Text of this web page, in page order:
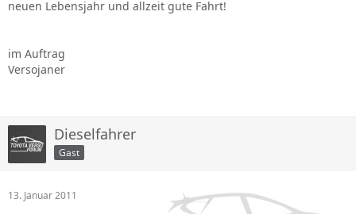
neuen Lebensjahr und allzeit gute Fahrt!
im Auftrag
Versojaner
Dieselfahrer
Gast
13. Januar 2011